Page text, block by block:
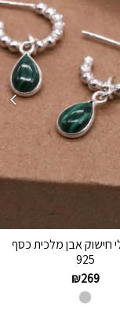
חישוק אבן מלכית כסף
925
₪269